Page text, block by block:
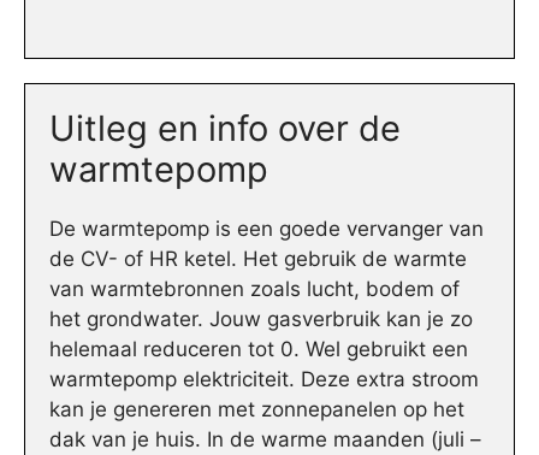
Uitleg en info over de
warmtepomp
De warmtepomp is een goede vervanger van
de CV- of HR ketel. Het gebruik de warmte
van warmtebronnen zoals lucht, bodem of
het grondwater. Jouw gasverbruik kan je zo
helemaal reduceren tot 0. Wel gebruikt een
warmtepomp elektriciteit. Deze extra stroom
kan je genereren met zonnepanelen op het
dak van je huis. In de warme maanden (juli –